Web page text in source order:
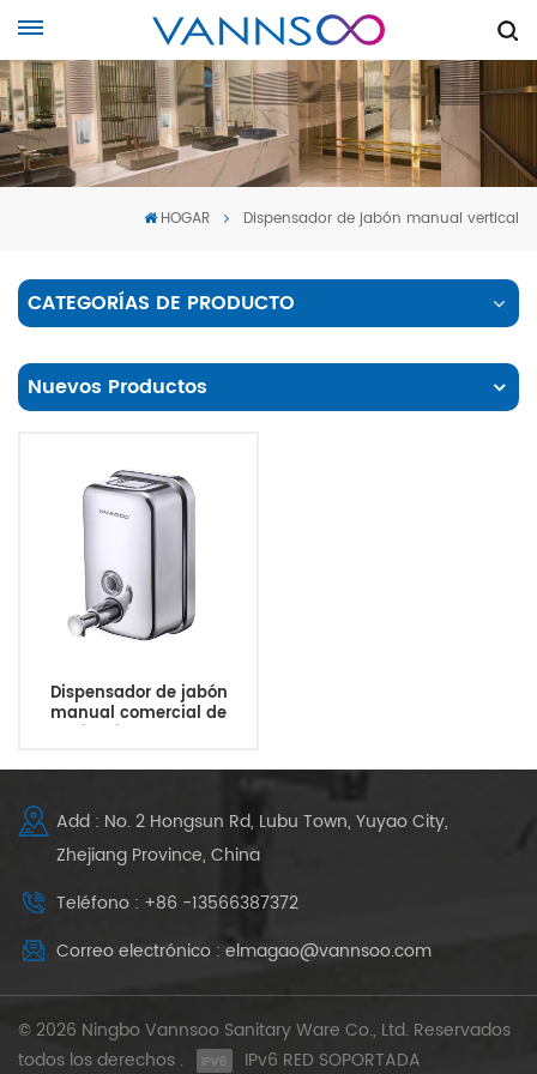
HOGAR Dispensador de jabón manual vertical
CATEGORÍAS DE PRODUCTO
Nuevos Productos
Dispensador de jabón
manual comercial de
acero inoxidable montado
Add : No. 2 Hongsun Rd, Lubu Town, Yuyao City,
Zhejiang Province, China
Teléfono : +86 -13566387372
Correo electrónico : elmagao@vannsoo.com
© 2026 Ningbo Vannsoo Sanitary Ware Co., Ltd. Reservados
todos los derechos .
IPv6 RED SOPORTADA